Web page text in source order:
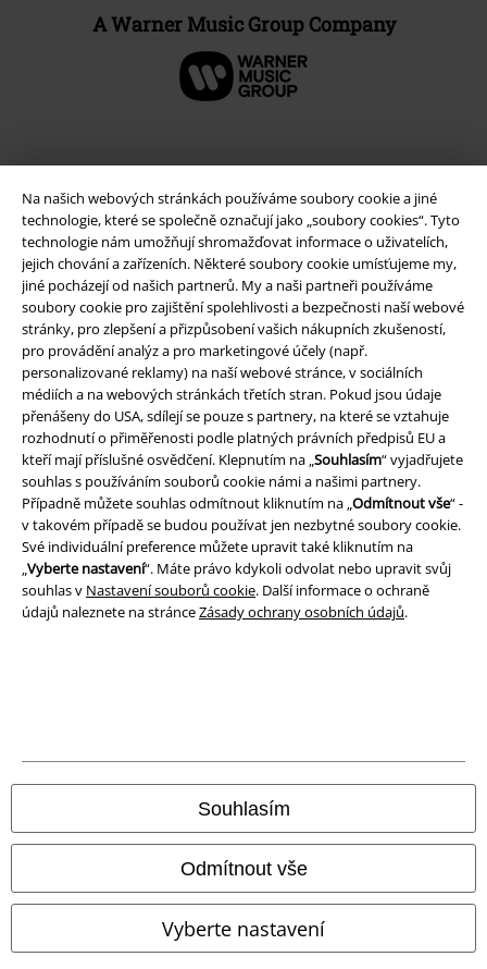
Na našich webových stránkách používáme soubory cookie a jiné
technologie, které se společně označují jako „soubory cookies“. Tyto
technologie nám umožňují shromažďovat informace o uživatelích,
jejich chování a zařízeních. Některé soubory cookie umísťujeme my,
jiné pocházejí od našich partnerů. My a naši partneři používáme
soubory cookie pro zajištění spolehlivosti a bezpečnosti naší webové
stránky, pro zlepšení a přizpůsobení vašich nákupních zkušeností,
pro provádění analýz a pro marketingové účely (např.
personalizované reklamy) na naší webové stránce, v sociálních
médiích a na webových stránkách třetích stran. Pokud jsou údaje
přenášeny do USA, sdílejí se pouze s partnery, na které se vztahuje
rozhodnutí o přiměřenosti podle platných právních předpisů EU a
kteří mají příslušné osvědčení. Klepnutím na „Souhlasím“ vyjadřujete
souhlas s používáním souborů cookie námi a našimi partnery.
Případně můžete souhlas odmítnout kliknutím na „Odmítnout vše“ -
v takovém případě se budou používat jen nezbytné soubory cookie.
Své individuální preference můžete upravit také kliknutím na
„Vyberte nastavení“. Máte právo kdykoli odvolat nebo upravit svůj
souhlas v Nastavení souborů cookie. Další informace o ochraně
údajů naleznete na stránceZásady ochrany osobních údajů.
Souhlasím
Odmítnout vše
Vyberte nastavení
A Warner Music Group Company
Právní informace
Podmínky
Prohlášení
Ochrana osobních údajů
Likvidace odpadu a ochrana životního prostředí
Prohlášení o shodě
Informace o přístupnosti
Naše online obchody